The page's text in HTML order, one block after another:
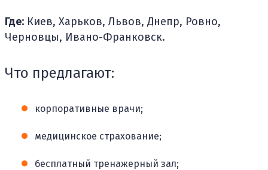
Где: Киев, Харьков, Львов, Днепр, Ровно,
Черновцы, Ивано-Франковск.
Что предлагают:
корпоративные врачи;
медицинское страхование;
бесплатный тренажерный зал;